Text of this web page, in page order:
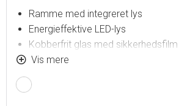
Ramme med integreret lys
Energieffektive LED-lys
Kobberfrit glas med sikkerhedsfilm
Dugfri med opvarmet afdugningsenhed
Justerbar lystemperatur: 2700-6400 K
Vis mere